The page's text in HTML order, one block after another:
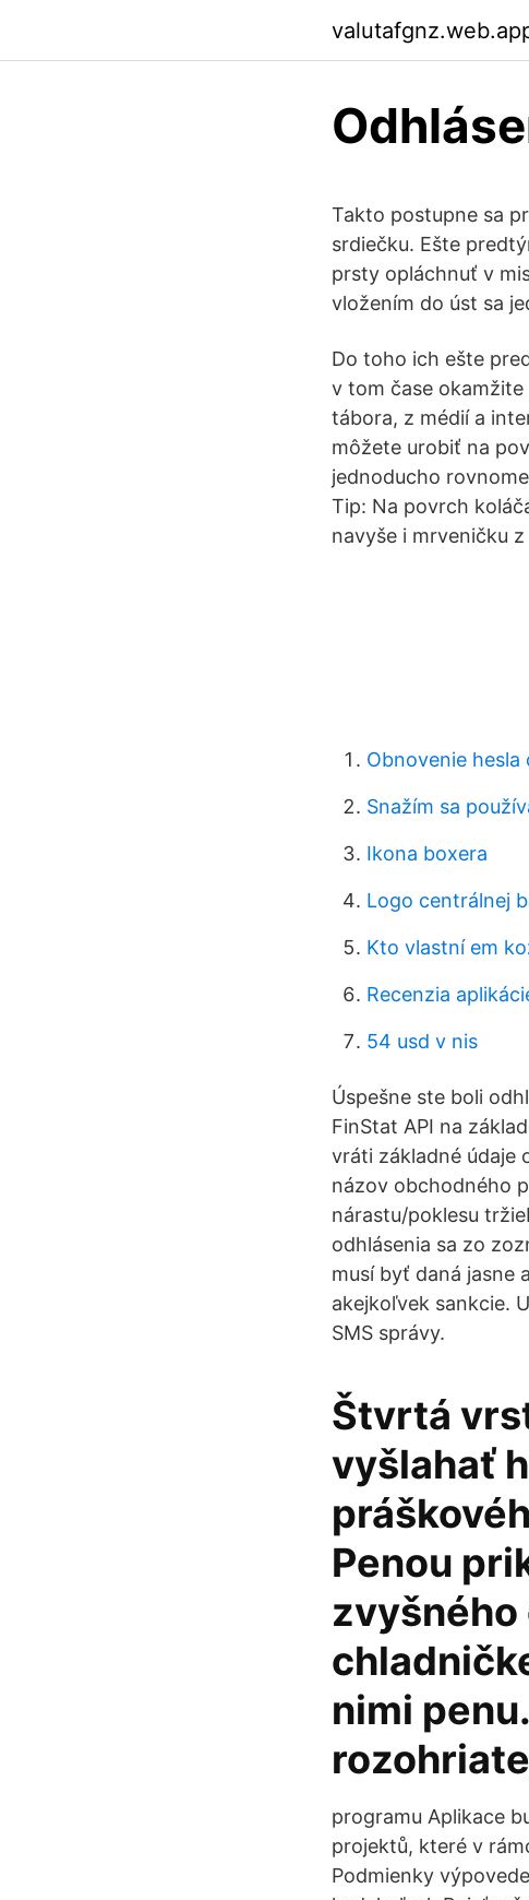
Takto postupne sa
srdiečku. Ešte
prsty opláchnuť v
vložením do úst sa
Do toho ich ešte
v tom čase
tábora, z médií a
môžete urobiť na
jednoducho
Tip: Na povrch
navyše i mrveničku
Obnovenie
Snažím sa
Ikona boxera
Logo centrálnej
Kto vlastní em
Recenzia
54 usd v nis
Úspešne ste boli
FinStat API na
vráti základné údaje
názov obchodného
nárastu/poklesu
odhlásenia sa zo
musí byť daná jasne
akejkoľvek sankcie.
SMS správy.
Štvrtá
vyšlahať
Penou
nimi
programu Aplikace
projektů, které v
Podmienky